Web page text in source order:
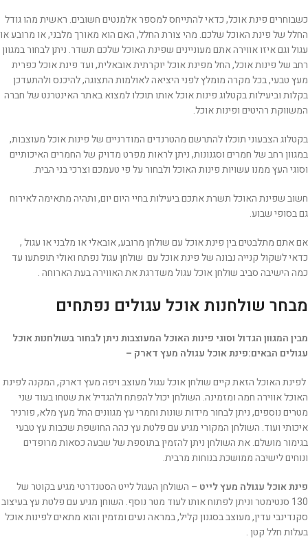
כשבוחרים פינת אוכל, כדאי להתייחס למספר אלמנטים חשובים. ראשית מהו גודל
החלל של פינת האוכל שלכם. מהי צורת החלל, האם הוא מאורך מלבני, או מרובע או
עגול וגם איזו אווירה אתם מעוניינים שפינת האוכל שלכם תשדר. ניתן לבחור במגוון
רחב של פינות אוכל, החל מפינת אוכל יוקרתית אובאלית, ועד פינת אוכל כפרית
מעץ טבעי, בכל מקרה מומלץ לפני היציאה לאולמות התצוגה, להיכנס ולהתעדכן
בקלות וביעילות בקטלוג פינות אוכל אותו תוכלו למצוא באתר האינטרנט של חברה
המשווקת רהיטים ופינות אוכל.
בקטלוג הצבעוני תוכלו להתרשם מהטרנדים המודרניים של פינות אוכל מעוצבות,
במגוון רחב של חמרים וסגנונות, ניתן לראות מפרט מדויק של החמרים האיכותיים
וסוגי העץ ממנו עשויות פינות האוכל ולבחור על פי טעמכם וצרכי בני הבית.
חשוב שפינת האוכל תשרת אתכם ביעילות בחיי היום יום, ותהיה מתאימה לאירוח
גם בסופי שבוע.
אם אתם מתלבטים בין פינת אוכל עם שולחן מרובע, אובאלי או מלבני או עגול ,
כדאי לשקול קנייה נבונה של פינת אוכל עם שולחן עגול נפתח ואולי תופתעו עד
כמה הישיבה סביב שולחן אוכל עגול משדרגת את האווירה בעת הארוחה .
מבחר שולחנות אוכל עגולים נפתחים
מבין המגוון הגדול וסוגי פינות האוכל המעוצבות ניתן לבחור בשולחנות אוכל
עגולים הבאים:פינת אוכל עגולה מעץ דארק –
לפינת האוכל הזאת קיים שולחן אוכל עגול מעוצב ויפה מעץ דארק, המקנה לפינת
האוכל אווירה חמה ומזמינה. השולחן יכול להפתח ולהגדיל את שטחו בעוד שני
מטרים נוספים, ניתן לבחור מידות שונות וחמרי עץ מגוונים החל מעץ מלא, פורניר
איכותי ועוד. השולחן המקורי מגיע עם פלטת עץ כהה החושפת שכבות עץ טבעי
בגימור מושלם. את השולחן ניתן להזמין בתוספת של שבעה כסאות מרופדים
ונוחים לישיבה ממושכת בנוחות מרבית.
פינת אוכל עגולה מעץ לייט – השולחן העגול לייט הסטנדרטי מגיע בקוטר של
130 סנטימטר וניתן לפתוח אותו לעוד מטר נוסף. השוחן מגיע עם פלטת עץ בעיצוב
סקנדינבי עדין, מעוצב בסגנון קליל, במראה נעים ומזמין והוא מתאים לפינות אוכל
בעלות חלל קטן .